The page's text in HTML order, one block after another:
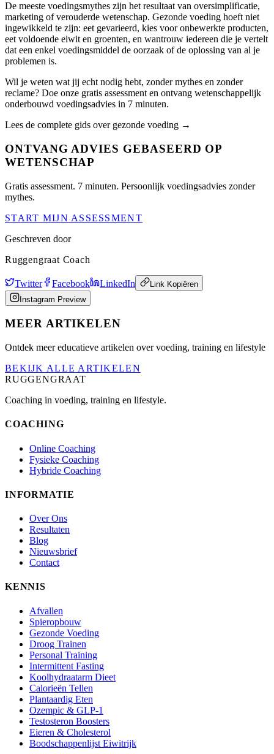
De meeste voedingsmythes zijn het resultaat van oversimplificatie,
marketing of verouderde wetenschap. Gezonde voeding hoeft niet
ingewikkeld te zijn: eet gevarieerd, kies voor onbewerkte producten,
eet voldoende eiwit en groenten, en wantrouw iedereen die je vertelt
dat een enkel voedingsmiddel de oorzaak of de oplossing van al je
problemen is.
Wil je weten wat jij echt nodig hebt, zonder mythes en zonder
reclame? Doe onze gratis assessment en ontvang wetenschappelijk
onderbouwd voedingsadvies in 7 minuten.
Lees de complete gids over gezonde voeding →
ONTVANG ADVIES GEBASEERD OP
WETENSCHAP
Gratis assessment. 7 minuten. Persoonlijk voedingsadvies zonder
mythes.
START MIJN ASSESSMENT
Geschreven door
Ruggengraat Coach
Twitter Facebook LinkedIn
Link Kopiëren
Instagram Preview
MEER ARTIKELEN
Ontdek meer educatieve artikelen over voeding, training en lifestyle
BEKIJK ALLE ARTIKELEN
RUGGENGRAAT
Coaching in voeding, training en lifestyle.
COACHING
Online Coaching
Fysieke Coaching
Hybride Coaching
INFORMATIE
Over Ons
Resultaten
Blog
Nieuwsbrief
Contact
KENNIS
Afvallen
Spieropbouw
Gezonde Voeding
Droog Trainen
Personal Training
Intermittent Fasting
Koolhydraatarm Dieet
Calorieën Tellen
Plantaardig Eten
Ozempic & GLP-1
Testosteron Boosters
Eieren & Cholesterol
Boodschappenlijst Eiwitrijk